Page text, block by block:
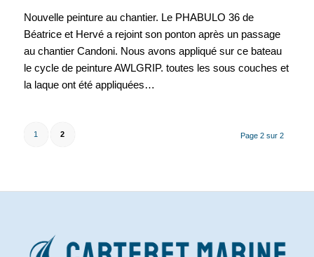
Nouvelle peinture au chantier. Le PHABULO 36 de
Béatrice et Hervé a rejoint son ponton après un passage
au chantier Candoni. Nous avons appliqué sur ce bateau
le cycle de peinture AWLGRIP. toutes les sous couches et
la laque ont été appliquées…
Page 2 sur 2
1 2